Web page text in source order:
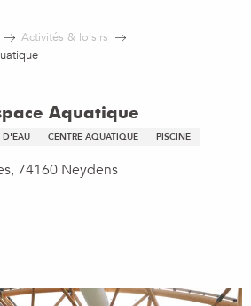
Activités & loisirs
Aquatique
D'EAU CENTRE AQUATIQUE PISCINE
74160 Neydens
favoris